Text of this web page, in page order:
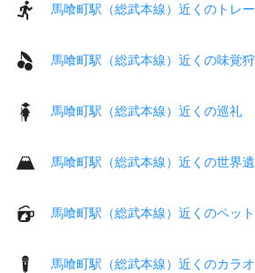
馬喰町駅（総武本線）近くのトレ
馬喰町駅（総武本線）近くの味覚狩
馬喰町駅（総武本線）近くの巡礼
馬喰町駅（総武本線）近くの世界
馬喰町駅（総武本線）近くのペッ
馬喰町駅（総武本線）近くのカラ